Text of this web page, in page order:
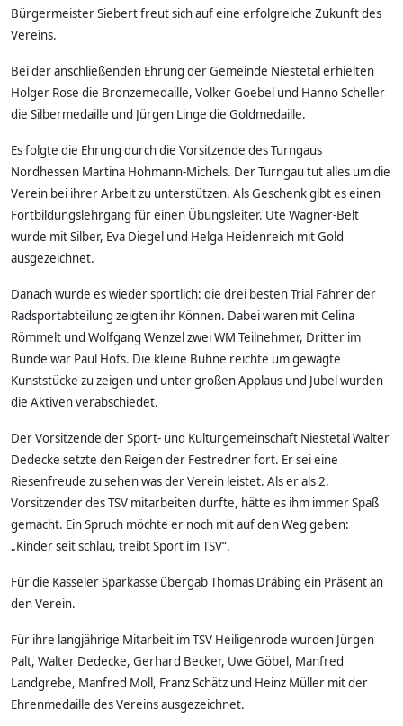
Bürgermeister Siebert freut sich auf eine erfolgreiche Zukunft des
Vereins.
Bei der anschließenden Ehrung der Gemeinde Niestetal erhielten
Holger Rose die Bronzemedaille, Volker Goebel und Hanno Scheller
die Silbermedaille und Jürgen Linge die Goldmedaille.
Es folgte die Ehrung durch die Vorsitzende des Turngaus
Nordhessen Martina Hohmann-Michels. Der Turngau tut alles um die
Verein bei ihrer Arbeit zu unterstützen. Als Geschenk gibt es einen
Fortbildungslehrgang für einen Übungsleiter. Ute Wagner-Belt
wurde mit Silber, Eva Diegel und Helga Heidenreich mit Gold
ausgezeichnet.
Danach wurde es wieder sportlich: die drei besten Trial Fahrer der
Radsportabteilung zeigten ihr Können. Dabei waren mit Celina
Römmelt und Wolfgang Wenzel zwei WM Teilnehmer, Dritter im
Bunde war Paul Höfs. Die kleine Bühne reichte um gewagte
Kunststücke zu zeigen und unter großen Applaus und Jubel wurden
die Aktiven verabschiedet.
Der Vorsitzende der Sport- und Kulturgemeinschaft Niestetal Walter
Dedecke setzte den Reigen der Festredner fort. Er sei eine
Riesenfreude zu sehen was der Verein leistet. Als er als 2.
Vorsitzender des TSV mitarbeiten durfte, hätte es ihm immer Spaß
gemacht. Ein Spruch möchte er noch mit auf den Weg geben:
„Kinder seit schlau, treibt Sport im TSV“.
Für die Kasseler Sparkasse übergab Thomas Dräbing ein Präsent an
den Verein.
Für ihre langjährige Mitarbeit im TSV Heiligenrode wurden Jürgen
Palt, Walter Dedecke, Gerhard Becker, Uwe Göbel, Manfred
Landgrebe, Manfred Moll, Franz Schätz und Heinz Müller mit der
Ehrenmedaille des Vereins ausgezeichnet.